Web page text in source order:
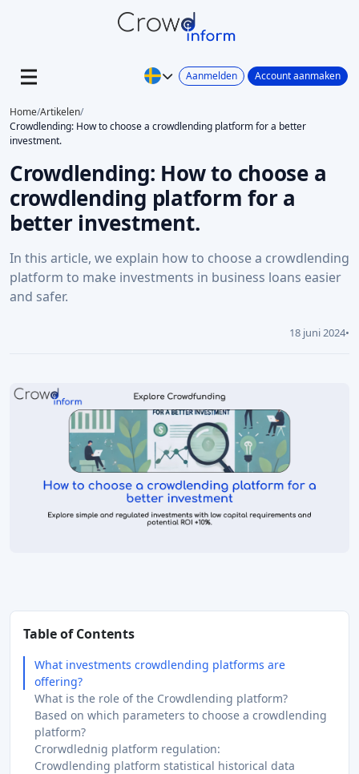
Aanmelden Account aanmaken
Home/Artikelen/
Crowdlending: How to choose a crowdlending platform for a better
investment.
Crowdlending: How to choose a
crowdlending platform for a
better investment.
In this article, we explain how to choose a crowdlending
platform to make investments in business loans easier
and safer.
18 juni 2024•
Table of Contents
What investments crowdlending platforms are
offering?
What is the role of the Crowdlending platform?
Based on which parameters to choose a crowdlending
platform?
Crorwdlednig platform regulation:
Crowdlending platform statistical historical data